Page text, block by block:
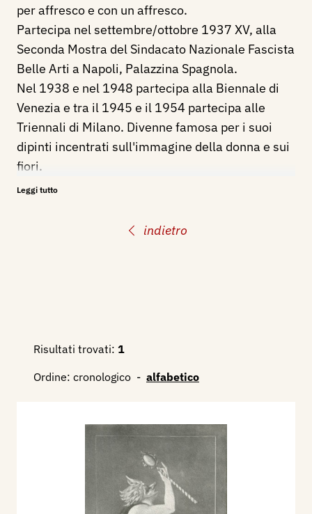
indietro
per affresco e con un affresco.
Partecipa nel settembre/ottobre 1937 XV, alla
Seconda Mostra del Sindacato Nazionale Fascista
Belle Arti a Napoli, Palazzina Spagnola.
Nel 1938 e nel 1948 partecipa alla Biennale di
Venezia e tra il 1945 e il 1954 partecipa alle
Triennali di Milano. Divenne famosa per i suoi
dipinti incentrati sull'immagine della donna e sui
fiori.
1936 - Quinta Mostra Interprovinciale del
Leggi tutto
Risultati trovati: 1
Ordine: cronologico - alfabetico